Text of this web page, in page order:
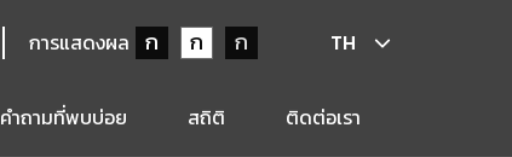
การแสดงผล ก ก ก TH
คำถามที่พบบ่อย สถิติ ติดต่อเรา